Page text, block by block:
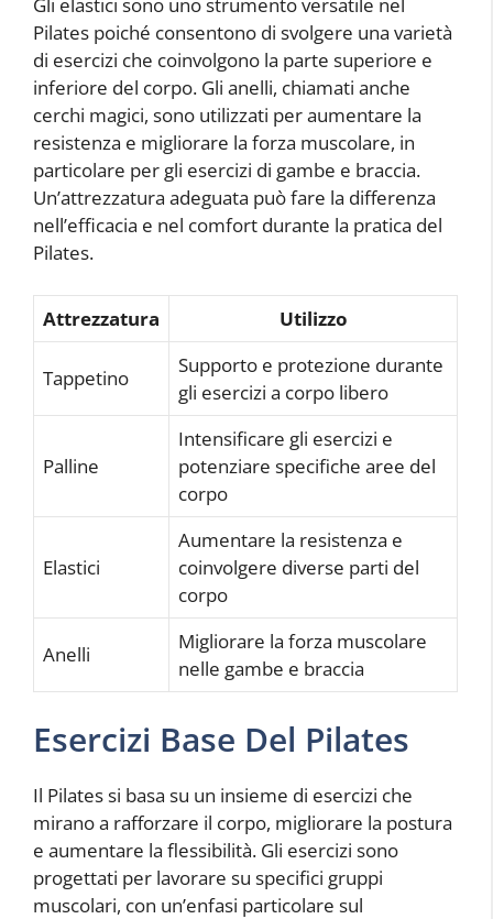
Pilates poiché consentono di svolgere una varietà
di esercizi che coinvolgono la parte superiore e
inferiore del corpo. Gli anelli, chiamati anche
cerchi magici, sono utilizzati per aumentare la
resistenza e migliorare la forza muscolare, in
particolare per gli esercizi di gambe e braccia.
Un’attrezzatura adeguata può fare la differenza
nell’efficacia e nel comfort durante la pratica del
Pilates.
Attrezzatura Utilizzo
Tappetino
Supporto e protezione durante
gli esercizi a corpo libero
Palline
Intensificare gli esercizi e
potenziare specifiche aree del
corpo
Elastici
Aumentare la resistenza e
coinvolgere diverse parti del
corpo
Anelli
Migliorare la forza muscolare
nelle gambe e braccia
Esercizi Base Del Pilates
Il Pilates si basa su un insieme di esercizi che
mirano a rafforzare il corpo, migliorare la postura
e aumentare la flessibilità. Gli esercizi sono
progettati per lavorare su specifici gruppi
muscolari, con un’enfasi particolare sul